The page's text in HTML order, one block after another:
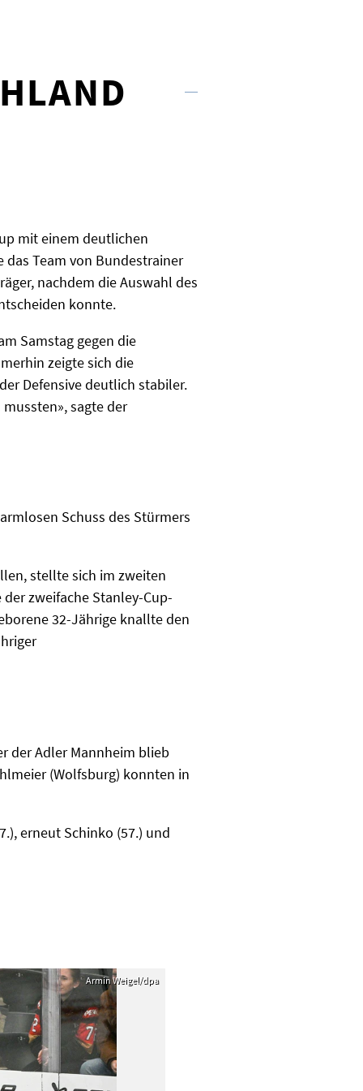
mit einem deutlichen
das Team von Bundestrainer
nachdem die Auswahl des
konnte.
Samstag gegen die
zeigte sich die
Defensive deutlich stabiler.
sagte der
Schuss des Stürmers
stellte sich im zweiten
zweifache Stanley-Cup-
32-Jährige knallte den
der Adler Mannheim blieb
(Wolfsburg) konnten in
erneut Schinko (57.) und
Armin Weigel/dpa